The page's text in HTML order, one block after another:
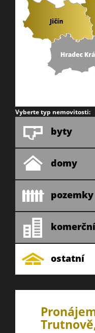
Vyberte typ nemovitosti:
byty
domy
pozemky
ostatní